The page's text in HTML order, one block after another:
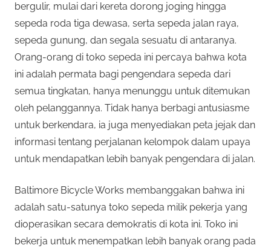
bergulir, mulai dari kereta dorong joging hingga
sepeda roda tiga dewasa, serta sepeda jalan raya,
sepeda gunung, dan segala sesuatu di antaranya.
Orang-orang di toko sepeda ini percaya bahwa kota
ini adalah permata bagi pengendara sepeda dari
semua tingkatan, hanya menunggu untuk ditemukan
oleh pelanggannya. Tidak hanya berbagi antusiasme
untuk berkendara, ia juga menyediakan peta jejak dan
informasi tentang perjalanan kelompok dalam upaya
untuk mendapatkan lebih banyak pengendara di jalan.
Baltimore Bicycle Works membanggakan bahwa ini
adalah satu-satunya toko sepeda milik pekerja yang
dioperasikan secara demokratis di kota ini. Toko ini
bekerja untuk menempatkan lebih banyak orang pada